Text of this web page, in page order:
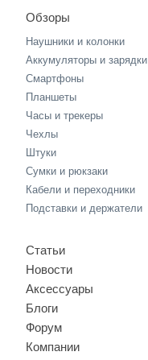
Обзоры
Наушники и колонки
Аккумуляторы и зарядки
Смартфоны
Планшеты
Часы и трекеры
Чехлы
Штуки
Сумки и рюкзаки
Кабели и переходники
Подставки и держатели
Статьи
Новости
Аксессуары
Блоги
Форум
Компании